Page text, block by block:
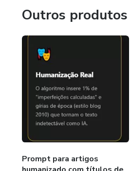
Outros produtos
Prompt para artigos